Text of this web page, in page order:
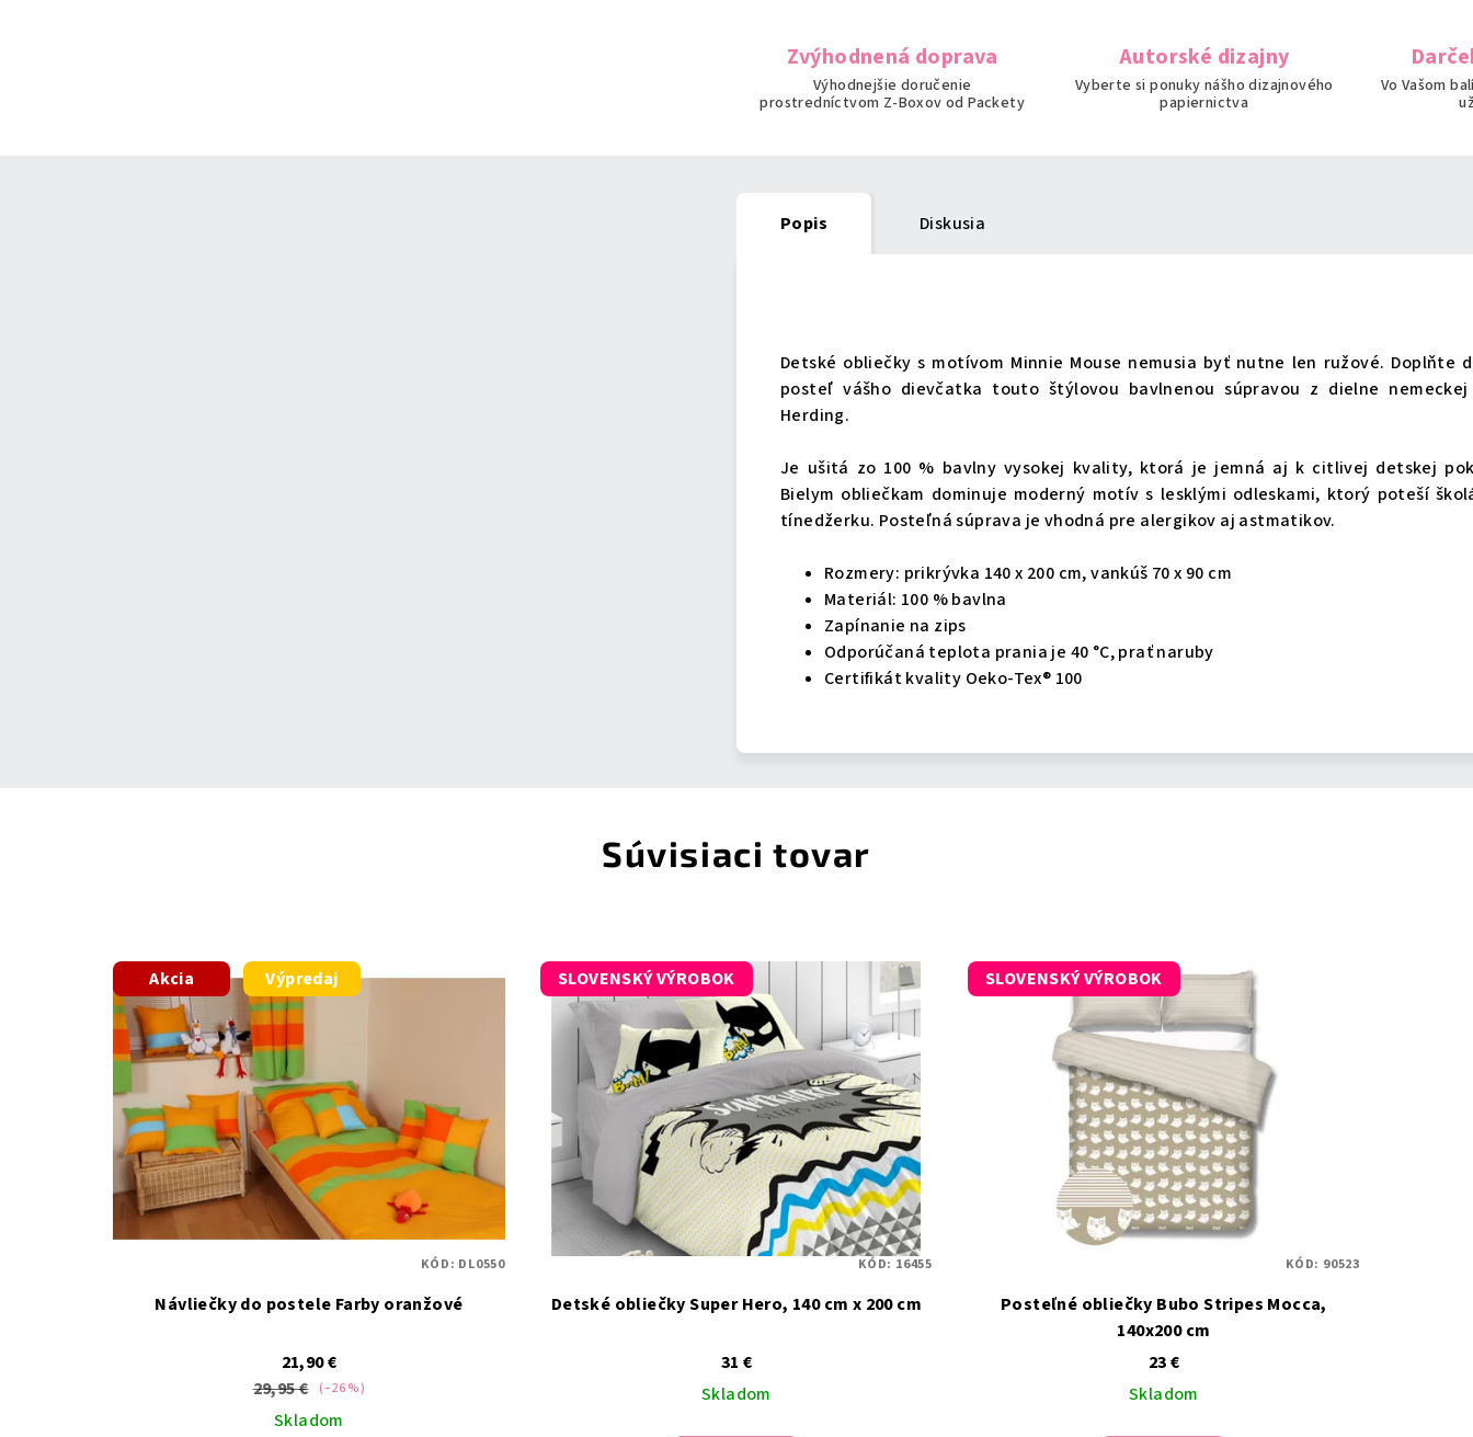
Zvýhodnená doprava
Výhodnejšie doručenie
prostredníctvom Z-Boxov od Packety
Autorské dizajny
Vyberte si ponuky nášho dizajnového
papiernictva
Vo Vašom
Popis Diskusia
Detské obliečky s motívom Minnie Mouse nemusia byť nutne len ružové. Doplňte
posteľ vášho dievčatka touto štýlovou bavlnenou súpravou z dielne
Herding.
Je ušitá zo 100 % bavlny vysokej kvality, ktorá je jemná aj k citlivej detskej
Bielym obliečkam dominuje moderný motív s lesklými odleskami, ktorý poteší
tínedžerku. Posteľná súprava je vhodná pre alergikov aj astmatikov.
Rozmery: prikrývka 140 x 200 cm, vankúš 70 x 90 cm
Materiál: 100 % bavlna
Zapínanie na zips
Odporúčaná teplota prania je 40 °C, prať naruby
Certifikát kvality Oeko-Tex® 100
Súvisiaci tovar
Akcia Výpredaj
Návliečky do postele Farby oranžové
21,90 €
29,95 € (–26 %)
Skladom
KÓD: DL0550
SLOVENSKÝ VÝROBOK
Detské obliečky Super Hero, 140 cm x 200 cm
31 €
Skladom
KÓD: 16455
SLOVENSKÝ VÝROBOK
Posteľné obliečky Bubo Stripes Mocca,
140x200 cm
23 €
Skladom
KÓD: 90523